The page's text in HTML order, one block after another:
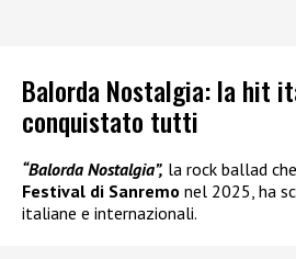
Balorda Nostalgia: la hit
conquistato tutti
“Balorda Nostalgia”, la rock ballad
Festival di Sanremo nel 2025, ha
italiane e internazionali.